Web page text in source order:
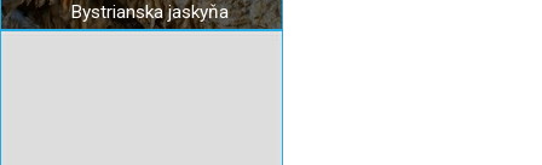
Bystrianska jaskyňa